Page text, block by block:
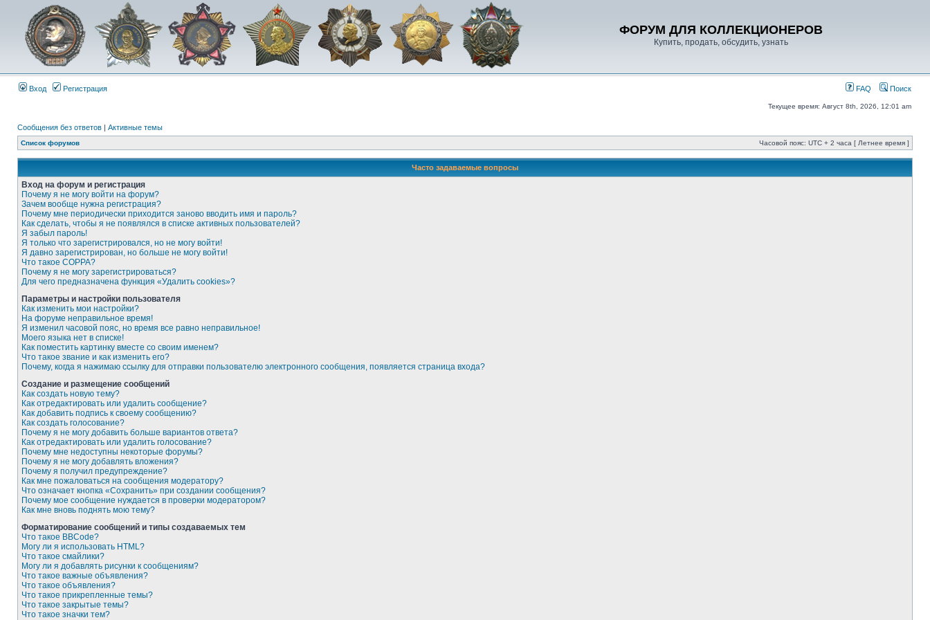
ФОРУМ ДЛЯ КОЛЛЕКЦИОНЕРОВ
Купить, продать, обсудить, узнать
Вход Регистрация FAQ Поиск
Текущее время: Август 8th, 2026, 12:01 am
Сообщения без ответов | Активные темы
Список форумов Часовой пояс: UTC + 2 часа [ Летнее время ]
Часто задаваемые вопросы
Вход на форум и регистрация
Почему я не могу войти на форум?
Зачем вообще нужна регистрация?
Почему мне периодически приходится заново вводить имя и пароль?
Как сделать, чтобы я не появлялся в списке активных пользователей?
Я забыл пароль!
Я только что зарегистрировался, но не могу войти!
Я давно зарегистрирован, но больше не могу войти!
Что такое COPPA?
Почему я не могу зарегистрироваться?
Для чего предназначена функция «Удалить cookies»?
Параметры и настройки пользователя
Как изменить мои настройки?
На форуме неправильное время!
Я изменил часовой пояс, но время все равно неправильное!
Моего языка нет в списке!
Как поместить картинку вместе со своим именем?
Что такое звание и как изменить его?
Почему, когда я нажимаю ссылку для отправки пользователю электронного сообщения, появляется страница входа?
Создание и размещение сообщений
Как создать новую тему?
Как отредактировать или удалить сообщение?
Как добавить подпись к своему сообщению?
Как создать голосование?
Почему я не могу добавить больше вариантов ответа?
Как отредактировать или удалить голосование?
Почему мне недоступны некоторые форумы?
Почему я не могу добавлять вложения?
Почему я получил предупреждение?
Как мне пожаловаться на сообщения модератору?
Что означает кнопка «Сохранить» при создании сообщения?
Почему мое сообщение нуждается в проверки модератором?
Как мне вновь поднять мою тему?
Форматирование сообщений и типы создаваемых тем
Что такое BBCode?
Могу ли я использовать HTML?
Что такое смайлики?
Могу ли я добавлять рисунки к сообщениям?
Что такое важные объявления?
Что такое объявления?
Что такое прикрепленные темы?
Что такое закрытые темы?
Что такое значки тем?